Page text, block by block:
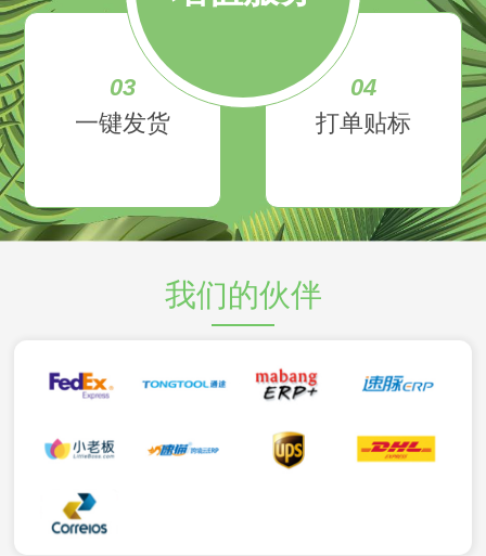
03
一键发货
04
打单贴标
我们的伙伴